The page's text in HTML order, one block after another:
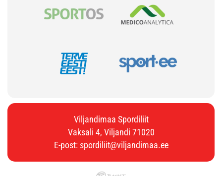
Viljandimaa Spordiliit
Vaksali 4, Viljandi 71020
E-post: spordiliit@viljandimaa.ee